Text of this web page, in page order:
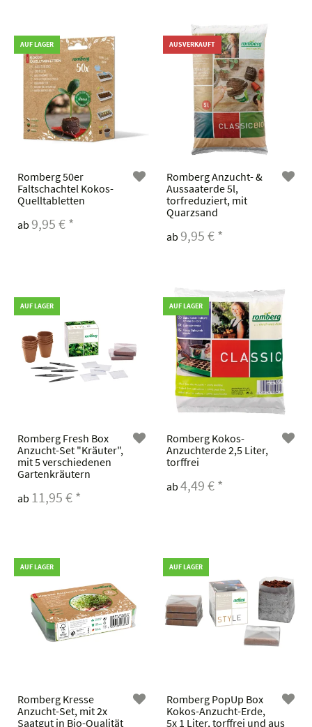
AUF LAGER
Romberg 50er
Faltschachtel Kokos-
Quelltabletten
ab 9,95 € *
AUSVERKAUFT
Romberg Anzucht- &
Aussaaterde 5l,
torfreduziert, mit
Quarzsand
ab 9,95 € *
AUF LAGER
Romberg Fresh Box
Anzucht-Set "Kräuter",
mit 5 verschiedenen
Gartenkräutern
ab 11,95 € *
AUF LAGER
Romberg Kokos-
Anzuchterde 2,5 Liter,
torffrei
ab 4,49 € *
AUF LAGER
Romberg Kresse
Anzucht-Set, mit 2x
Saatgut in Bio-Qualität
AUF LAGER
Romberg PopUp Box
Kokos-Anzucht-Erde,
5x 1 Liter, torffrei und aus